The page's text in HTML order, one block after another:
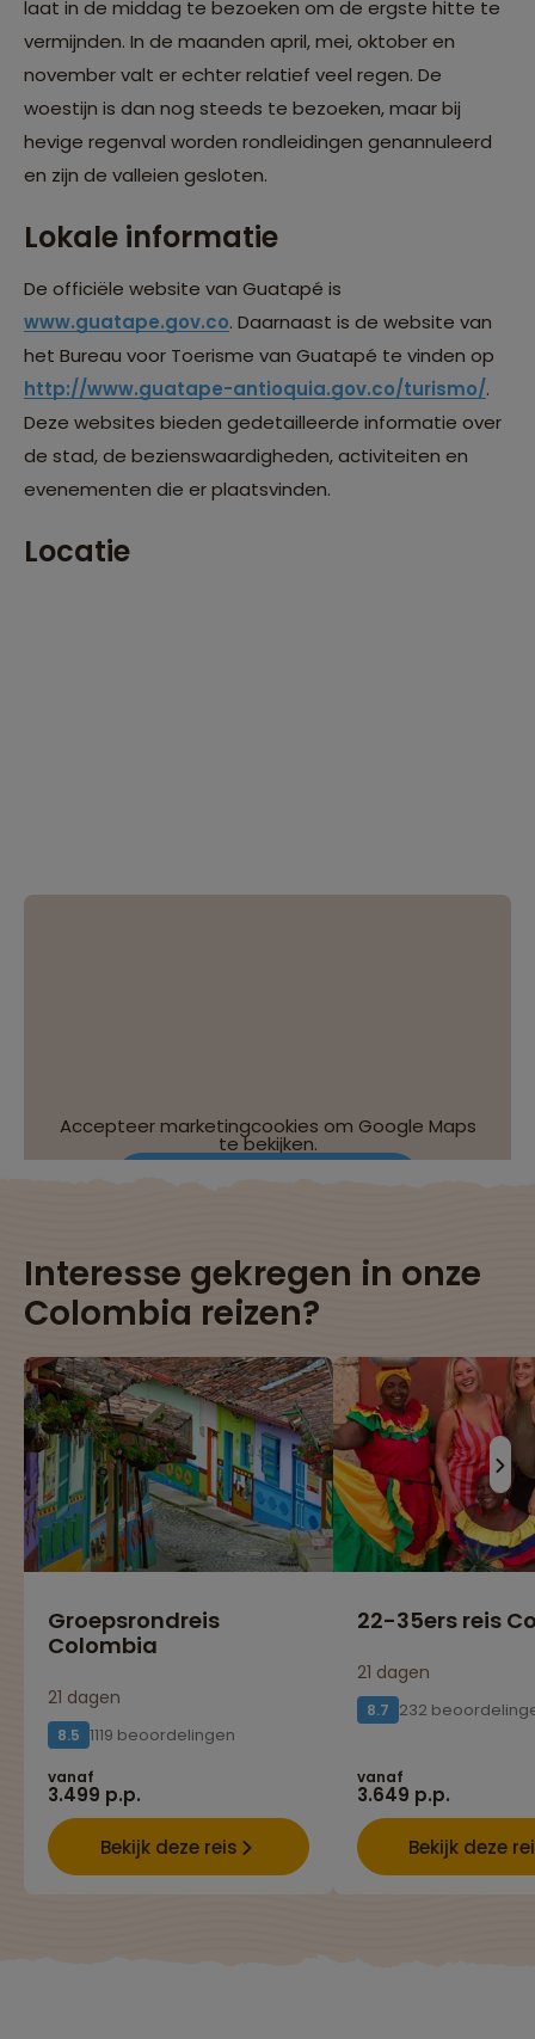
laat in de middag te bezoeken om de ergste hitte te
vermijnden. In de maanden april, mei, oktober en
november valt er echter relatief veel regen. De
woestijn is dan nog steeds te bezoeken, maar bij
hevige regenval worden rondleidingen genannuleerd
en zijn de valleien gesloten.
Lokale informatie
De officiële website van Guatapé is
www.guatape.gov.co. Daarnaast is de website van
het Bureau voor Toerisme van Guatapé te vinden op
http://www.guatape-antioquia.gov.co/turismo/.
Deze websites bieden gedetailleerde informatie over
de stad, de bezienswaardigheden, activiteiten en
evenementen die er plaatsvinden.
Locatie
Accepteer marketingcookies om Google Maps
te bekijken.
Interesse gekregen in onze
Colombia reizen?
Groepsrondreis
Colombia
21 dagen
8.5 1119 beoordelingen
vanaf
3.499 p.p.
Bekijk deze reis
22-35ers reis
21 dagen
8.7 232
vanaf
3.649 p.p.
Bekijk deze